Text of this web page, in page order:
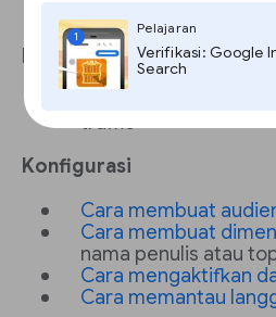
1
Pelajaran
Verifikasi: Google
Search
Mempelajari lebih
Iklan
traffic
Konfigurasi
Cara membuat
Cara membuat
nama penulis atau
Cara mengaktifkan
Cara memantau